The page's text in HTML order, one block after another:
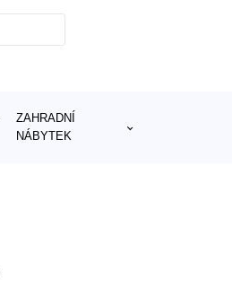
ZAHRADNÍ
NÁBYTEK